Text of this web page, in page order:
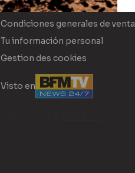
Reclutamiento
Condiciones generales de venta
Tu información personal
Gestion des cookies
Visto en